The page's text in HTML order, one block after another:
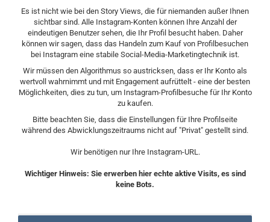
Es ist nicht wie bei den Story Views, die für niemanden außer Ihnen
sichtbar sind. Alle Instagram-Konten können Ihre Anzahl der
eindeutigen Benutzer sehen, die Ihr Profil besucht haben. Daher
können wir sagen, dass das Handeln zum Kauf von Profilbesuchen
bei Instagram eine stabile Social-Media-Marketingtechnik ist.
Wir müssen den Algorithmus so austricksen, dass er Ihr Konto als
wertvoll wahrnimmt und mit Engagement aufrüttelt - eine der besten
Möglichkeiten, dies zu tun, um Instagram-Profilbesuche für Ihr Konto
zu kaufen.
Bitte beachten Sie, dass die Einstellungen für Ihre Profilseite
während des Abwicklungszeitraums nicht auf "Privat" gestellt sind.
Wir benötigen nur Ihre Instagram-URL.
Wichtiger Hinweis: Sie erwerben hier echte aktive Visits, es sind
keine Bots.